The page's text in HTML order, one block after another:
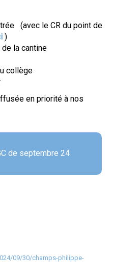
(avec le CR du point de
)
la cantine
collège
en priorité à nos
de septembre 24
09/30/champs-philippe-